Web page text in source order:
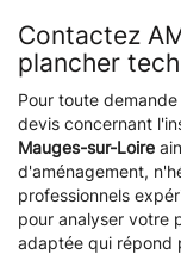
Contactez
plancher
Pour toute
devis concernant
Mauges-sur-Loire
d'aménagement,
professionnels
pour analyser votre
adaptée qui répond